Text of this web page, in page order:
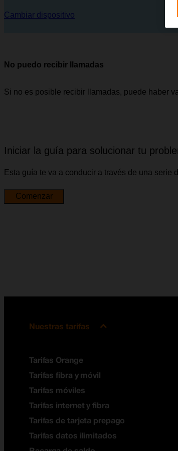
Cambiar dispositivo
No puedo recibir llamadas
Si no es posible recibir llamadas, puede haber
Iniciar la guía para solucionar tu
Esta guía te va a conducir a través de una
Comenzar
Nuestras tarifas
Tarifas Orange
Tarifas fibra y móvil
Tarifas móviles
Tarifas internet y fibra
Tarifas de tarjeta prepago
Tarifas datos ilimitados